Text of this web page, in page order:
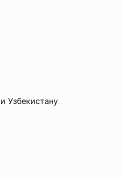
Узбекистану